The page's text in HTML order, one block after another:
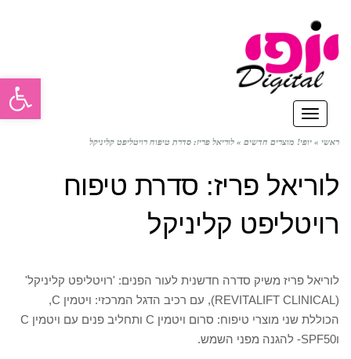
תפריט
ראשי » יופי! מוצרים חדשים » לוריאל פריז: סדרת טיפוח רויטליפט קליניקל
לוריאל פריז: סדרת טיפוח
רויטליפט קליניקל
לוריאל פריז משיק סדרה חדשנית לעור הפנים: 'רויטליפט קליניקל'
(REVITALIFT CLINICAL), עם רכיב הדגל המרכזי: ויטמין C,
הכוללת שני מוצרי טיפוח: סרום ויטמין C ותחליב פנים עם ויטמין C
וSPF50- להגנה מפני השמש.
פתח